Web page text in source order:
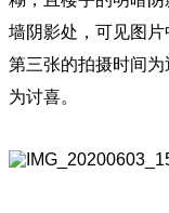
墙阴影处，可见图
第三张的拍摄时间
为讨喜。